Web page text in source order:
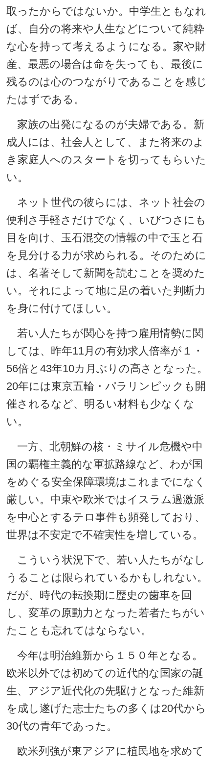
取ったからではないか。中学生ともなれ
ば、自分の将来や人生などについて純粋
な心を持って考えるようになる。家や財
産、最悪の場合は命を失っても、最後に
残るのは心のつながりであることを感じ
たはずである。
家族の出発になるのが夫婦である。新
成人には、社会人として、また将来のよ
き家庭人へのスタートを切ってもらいた
い。
ネット世代の彼らには、ネット社会の
便利さ手軽さだけでなく、いびつさにも
目を向け、玉石混交の情報の中で玉と石
を見分ける力が求められる。そのために
は、名著そして新聞を読むことを奨めた
い。それによって地に足の着いた判断力
を身に付けてほしい。
若い人たちが関心を持つ雇用情勢に関
しては、昨年11月の有効求人倍率が１・
56倍と43年10カ月ぶりの高さとなった。
20年には東京五輪・パラリンピックも開
催されるなど、明るい材料も少なくな
い。
一方、北朝鮮の核・ミサイル危機や中
国の覇権主義的な軍拡路線など、わが国
をめぐる安全保障環境はこれまでになく
厳しい。中東や欧米ではイスラム過激派
を中心とするテロ事件も頻発しており、
世界は不安定で不確実性を増している。
こういう状況下で、若い人たちがなし
うることは限られているかもしれない。
だが、時代の転換期に歴史の歯車を回
し、変革の原動力となった若者たちがい
たことも忘れてはならない。
今年は明治維新から１５０年となる。
欧米以外では初めての近代的な国家の誕
生、アジア近代化の先駆けとなった維新
を成し遂げた志士たちの多くは20代から
30代の青年であった。
欧米列強が東アジアに植民地を求めて